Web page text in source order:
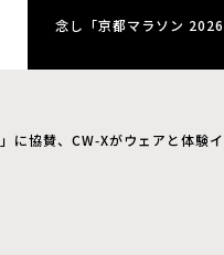
念し「京都マラソン
に協賛、CW‑Xがウェアと体験